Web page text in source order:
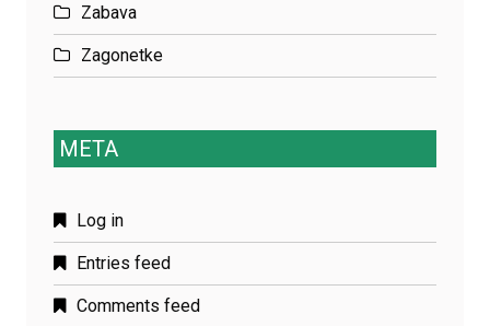
Zabava
Zagonetke
META
Log in
Entries feed
Comments feed